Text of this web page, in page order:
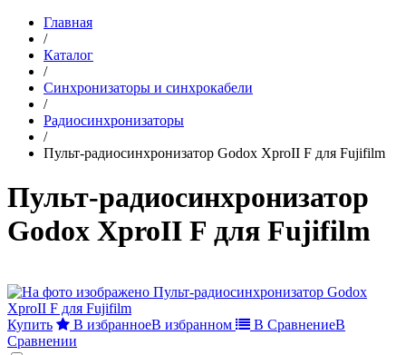
Главная
/
Каталог
/
Синхронизаторы и синхрокабели
/
Радиосинхронизаторы
/
Пульт-радиосинхронизатор Godox XproII F для Fujifilm
Пульт-радиосинхронизатор
Godox XproII F для Fujifilm
Купить В избранноеВ избранном В СравнениеВ
Сравнении